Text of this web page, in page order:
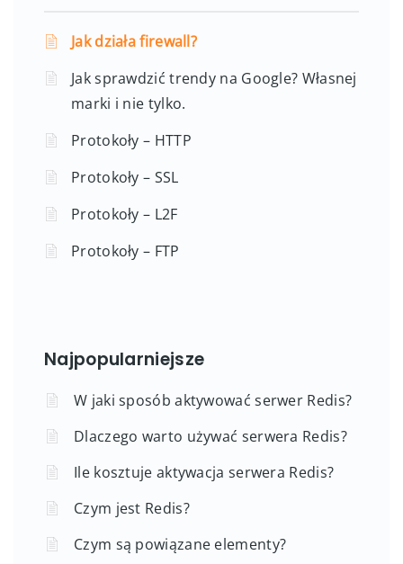
Jak działa firewall?
Jak sprawdzić trendy na Google? Własnej
marki i nie tylko.
Protokoły – HTTP
Protokoły – SSL
Protokoły – L2F
Protokoły – FTP
Najpopularniejsze
W jaki sposób aktywować serwer Redis?
Dlaczego warto używać serwera Redis?
Ile kosztuje aktywacja serwera Redis?
Czym jest Redis?
Czym są powiązane elementy?